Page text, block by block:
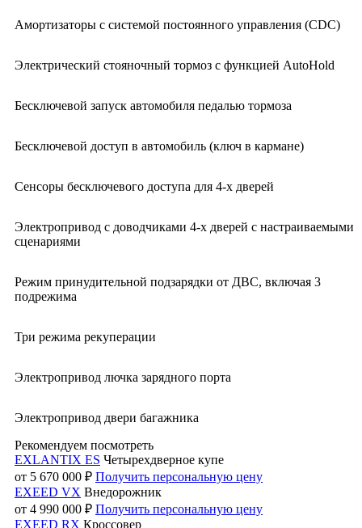
Амортизаторы с системой постоянного управления (CDC)
Электрический стояночный тормоз с функцией AutoHold
Бесключевой запуск автомобиля педалью тормоза
Бесключевой доступ в автомобиль (ключ в кармане)
Сенсоры бесключевого доступа для 4-х дверей
Электропривод с доводчиками 4-х дверей с настраиваемыми
сценариями
Режим принудительной подзарядки от ДВС, включая 3
подрежима
Три режима рекуперации
Электропривод лючка зарядного порта
Электропривод двери багажника
Рекомендуем посмотреть
EXLANTIX ES Четырехдверное купе
от 5 670 000 ₽ Получить персональную цену
EXEED VX Внедорожник
от 4 990 000 ₽ Получить персональную цену
EXEED RX Кроссовер